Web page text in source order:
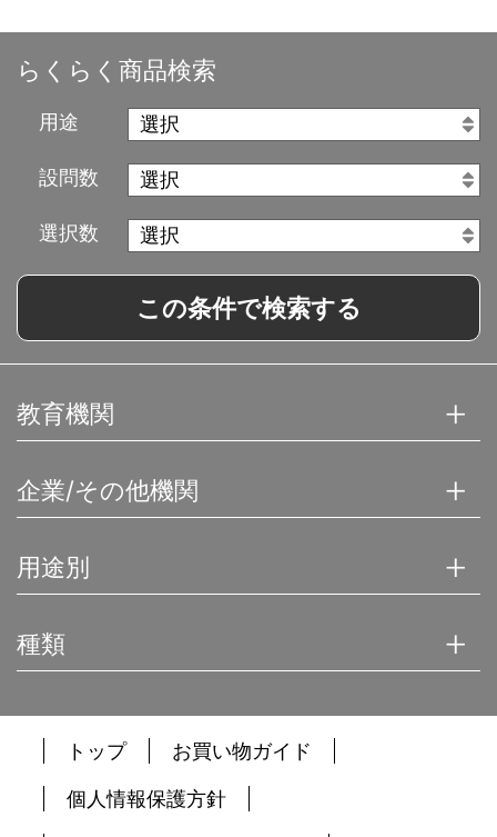
らくらく商品検索
用途
設問数
選択数
この条件で検索する
教育機関
企業/その他機関
用途別
種類
トップ お買い物ガイド
個人情報保護方針